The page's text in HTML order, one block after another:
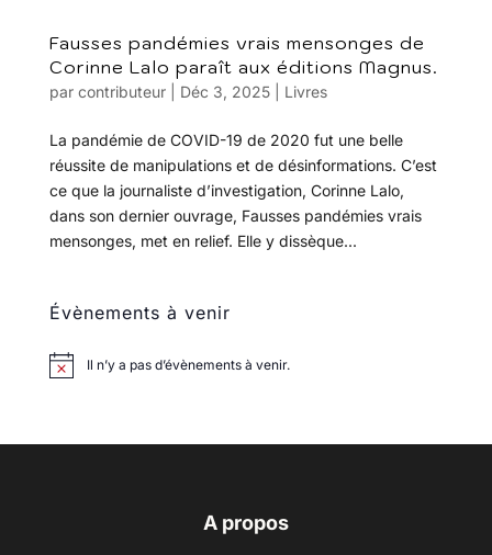
Fausses pandémies vrais mensonges de
Corinne Lalo paraît aux éditions Magnus.
par contributeur| Déc 3, 2025| Livres
La pandémie de COVID-19 de 2020 fut une belle
réussite de manipulations et de désinformations. C’est
ce que la journaliste d’investigation, Corinne Lalo,
dans son dernier ouvrage, Fausses pandémies vrais
mensonges, met en relief. Elle y dissèque...
Évènements à venir
Il n’y a pas d’évènements à venir.
A propos